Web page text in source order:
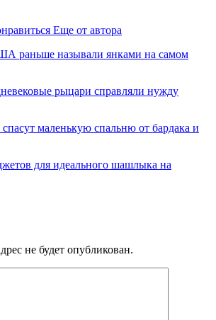
Еще от автора
раньше называли янками на самом
рыцари справляли нужду
маленькую спальню от бардака и
для идеального шашлыка на
не будет опубликован.